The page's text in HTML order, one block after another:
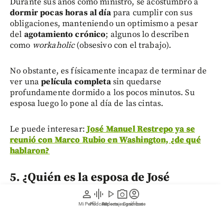
person
Mi Perfil
graphic_eq
Pódcast
play_arrow
Videos
photo_camera
Reportajes gráficos
account_circle
Suscríbete
dormir pocas horas al díapara cumplir con sus
obligaciones, manteniendo un optimismo a pesar
del agotamiento crónico; algunos lo describen
como workaholic(obsesivo con el trabajo).
No obstante, es físicamente incapaz de terminar de
ver unapelícula completasin quedarse
profundamente dormido a los pocos minutos. Su
esposa luego lo pone al día de las cintas.
Le puede interesar:José Manuel Restrepo ya se
reunió con Marco Rubio en Washington, ¿de qué
hablaron?
5. ¿Quién es la esposa de José
Manuel Restrepo?